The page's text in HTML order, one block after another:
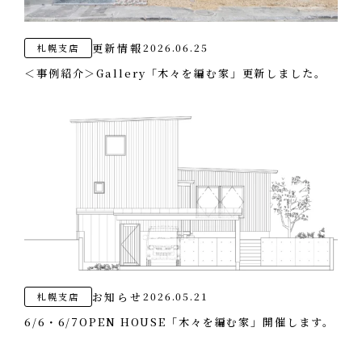
札幌支店 更新情報2026.06.25
＜事例紹介＞Gallery「木々を編む家」更新しました。
札幌支店 お知らせ 2026.05.21
6/6・6/7OPEN HOUSE「木々を編む家」開催します。